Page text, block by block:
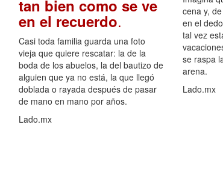
tan bien como se ve
en el recuerdo.
Casi toda familia guarda una foto
vieja que quiere rescatar: la de la
boda de los abuelos, la del bautizo de
alguien que ya no está, la que llegó
doblada o rayada después de pasar
de mano en mano por años.
Lado.mx
cena y,
en el
tal vez
se raspa
arena.
Lado.mx